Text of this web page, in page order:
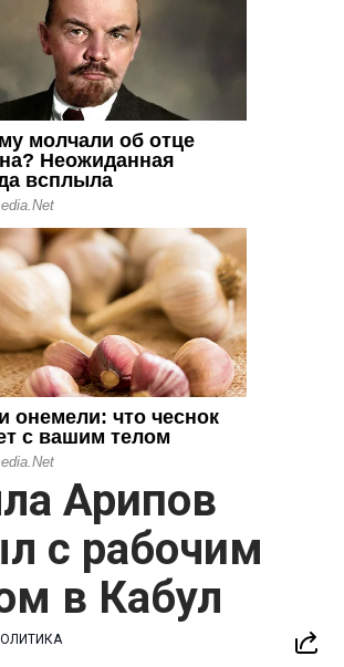
Арипов
с рабочим
в Кабул